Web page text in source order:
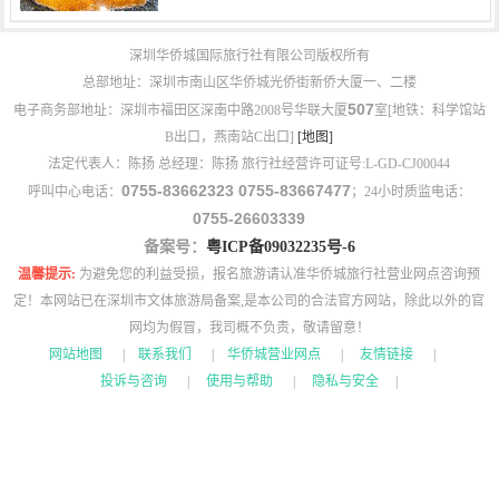
深圳华侨城国际旅行社有限公司版权所有
总部地址：深圳市南山区华侨城光侨街新侨大厦一、二楼
电子商务部地址：深圳市福田区深南中路2008号华联大厦507室[地铁：科学馆站
B出口，燕南站C出口] [地图]
法定代表人：陈扬 总经理：陈扬 旅行社经营许可证号:L-GD-CJ00044
呼叫中心电话： 0755-83662323 0755-83667477 ；24小时质监电话：
0755-26603339
备案号： 粤ICP备09032235号-6
温馨提示: 为避免您的利益受损，报名旅游请认准华侨城旅行社营业网点咨询预
定！本网站已在深圳市文体旅游局备案,是本公司的合法官方网站，除此以外的官
网均为假冒，我司概不负责，敬请留意！
网站地图
|联系我们 |华侨城营业网点 |友情链接
投诉与咨询
|使用与帮助 隐私与安全